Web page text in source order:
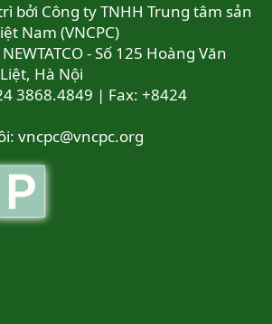
bởi Công ty TNHH Trung tâm sản
Nam (VNCPC)
- Số 125 Hoàng Văn
Hà Nội
3868.4849 | Fax: +8424
vncpc@vncpc.org